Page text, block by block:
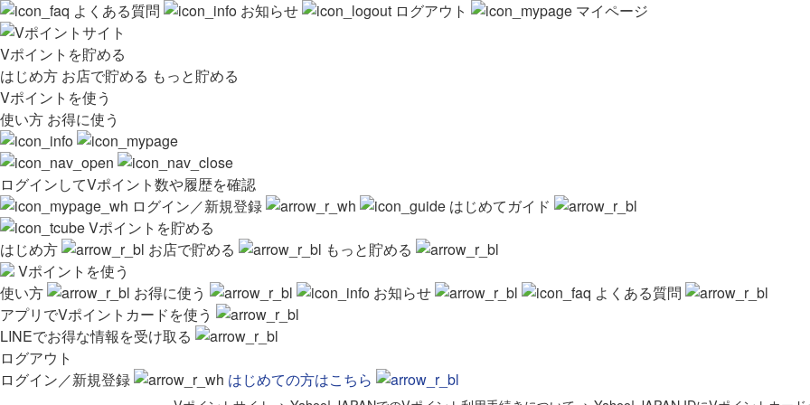
よくある質問 お知らせ ログアウト マイページ
Vポイントを貯める
はじめ方 お店で貯める もっと貯める
Vポイントを使う
使い方 お得に使う
ログインしてVポイント数や履歴を確認
ログイン／新規登録
はじめてガイド
Vポイントを貯める
はじめ方
お店で貯める
もっと貯める
Vポイントを使う
使い方
お得に使う お知らせ
よくある質問
アプリでVポイントカードを使う
LINEでお得な情報を受け取る
ログアウト
ログイン／新規登録
はじめての方はこちら